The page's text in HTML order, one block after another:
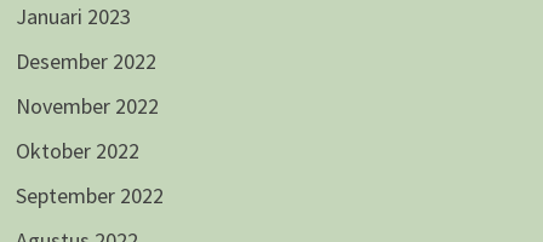
Januari 2023
Desember 2022
November 2022
Oktober 2022
September 2022